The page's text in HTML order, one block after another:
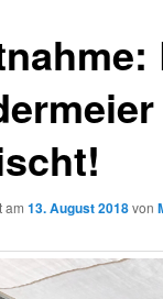
am 13. August 2018von